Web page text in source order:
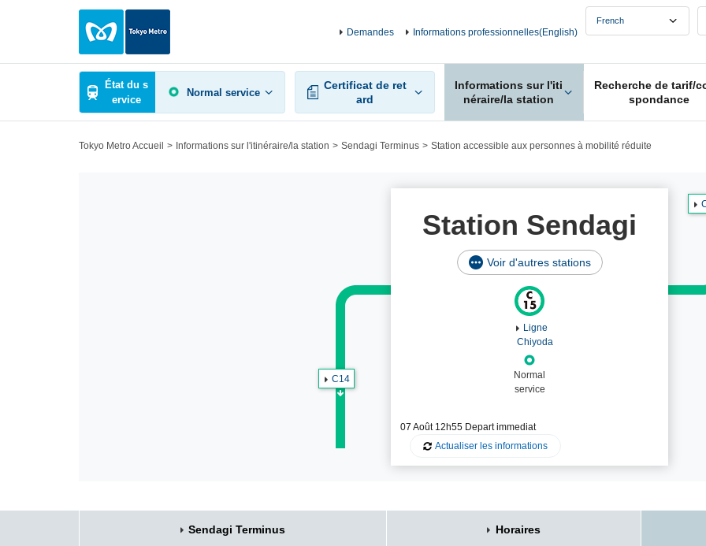
État du s
ervice
Normal service
Certificat de ret
ard
Informations sur l'iti
néraire/la station
Recherche de tarif/
spondance
Demandes Informations professionnelles(English)
Tokyo Metro Accueil Informations sur l'itinéraire/la station Sendagi Terminus Station accessible aux personnes à mobilité réduite
Station Sendagi
Voir d'autres stations
07 Août 12h55 Depart immediat
Actualiser les informations
Ligne
Chiyoda
Normal
service
C14
Sendagi Terminus Horaires